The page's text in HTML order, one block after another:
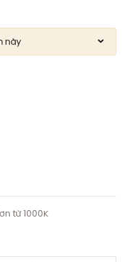
này
từ 1000K